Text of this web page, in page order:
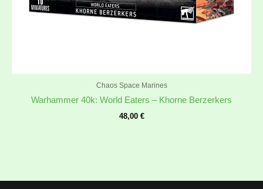
Chaos Space Marines
Warhammer 40k: World Eaters – Khorne Berzerkers
48,00 €